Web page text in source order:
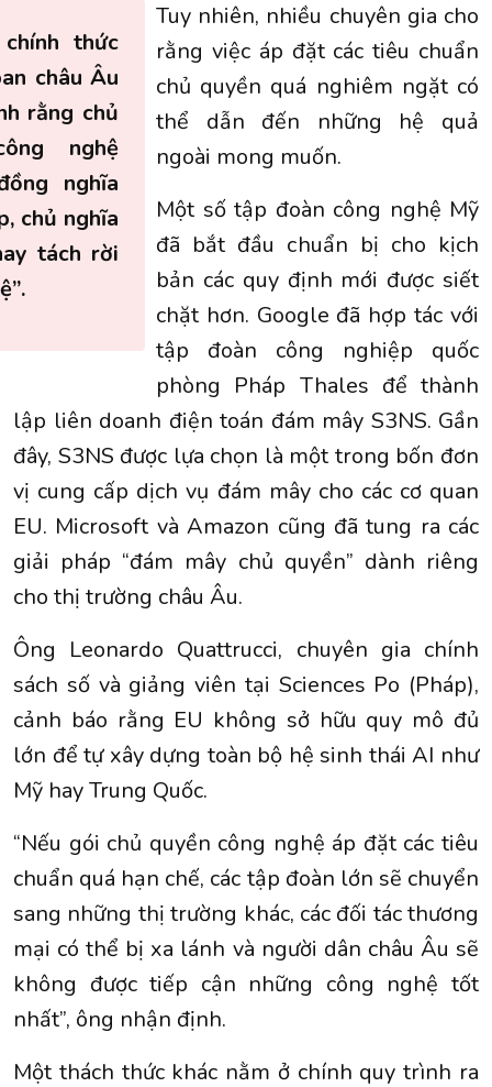
thức
châu Âu
rằng chủ
nghệ
nghĩa
chủ nghĩa
tách rời
Tuy nhiên, nhiều chuyên gia cho
rằng việc áp đặt các tiêu chuẩn
chủ quyền quá nghiêm ngặt có
thể dẫn đến những hệ quả
ngoài mong muốn.
Một số tập đoàn công nghệ Mỹ
đã bắt đầu chuẩn bị cho kịch
bản các quy định mới được siết
chặt hơn. Google đã hợp tác với
tập đoàn công nghiệp quốc
phòng Pháp Thales để thành
lập liên doanh điện toán đám mây S3NS. Gần
đây, S3NS được lựa chọn là một trong bốn đơn
vị cung cấp dịch vụ đám mây cho các cơ quan
EU. Microsoft và Amazon cũng đã tung ra các
giải pháp “đám mây chủ quyền” dành riêng
cho thị trường châu Âu.
Ông Leonardo Quattrucci, chuyên gia chính
sách số và giảng viên tại Sciences Po (Pháp),
cảnh báo rằng EU không sở hữu quy mô đủ
lớn để tự xây dựng toàn bộ hệ sinh thái AI như
Mỹ hay Trung Quốc.
“Nếu gói chủ quyền công nghệ áp đặt các tiêu
chuẩn quá hạn chế, các tập đoàn lớn sẽ chuyển
sang những thị trường khác, các đối tác thương
mại có thể bị xa lánh và người dân châu Âu sẽ
không được tiếp cận những công nghệ tốt
nhất”, ông nhận định.
Một thách thức khác nằm ở chính quy trình ra